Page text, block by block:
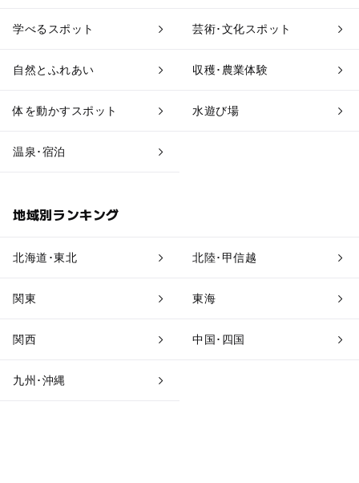
学べるスポット 芸術･文化スポット
自然とふれあい 収穫･農業体験
体を動かすスポット 水遊び場
温泉･宿泊
地域別ランキング
北海道･東北 北陸･甲信越
関東 東海
関西 中国･四国
九州･沖縄